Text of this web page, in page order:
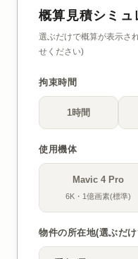
概算見積シミュ
選ぶだけで概算が表示さ
せください)
拘束時間
1時間
使用機体
Mavic 4 Pro
6K・1億画素(標準)
物件の所在地(選ぶだ